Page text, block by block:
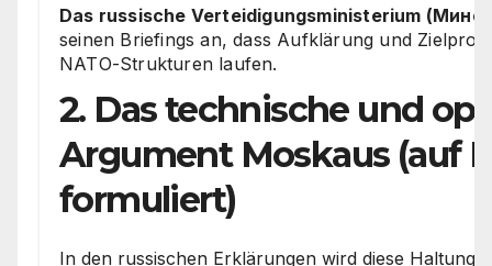
Das russische Verteidigungsministerium
seinen Briefings an, dass Aufklärung und
NATO-Strukturen laufen.
2. Das technische und
Argument Moskaus (auf
formuliert)
In den russischen Erklärungen wird diese Haltung